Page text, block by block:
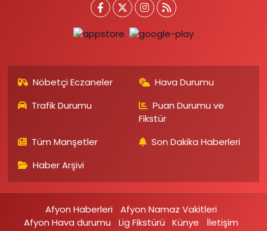
Nöbetçi Eczaneler
Hava Durumu
Trafik Durumu
Puan Durumu ve
Fikstür
Tüm Manşetler
Son Dakika Haberleri
Haber Arşivi
Afyon Haberleri
Afyon Namaz Vakitleri
Afyon Hava durumu
Lig Fikstürü Künye
İletişim